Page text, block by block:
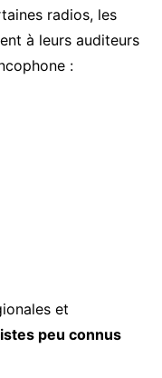
radios, les
à leurs auditeurs
:
et
peu connus